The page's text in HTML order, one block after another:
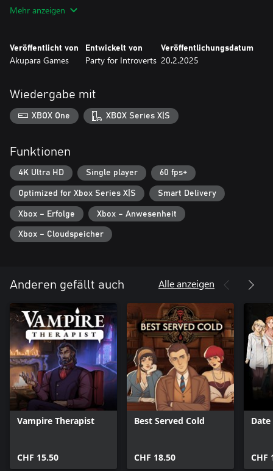
Aber bevor du deine nächste Mahlzeit an einen ruhigen,
Kutscher? Ein überreiztes, frischgebackenes Ehepaar? Ein gieriger,
aber charmanter Scharlatan? Es liegt an dir, ihre Leben zu retten
Kunst, Literatur, Geschichte, Wissenschaft: Du brauchst all deine
Geisteskräfte, um dich zu behaupten. In einer Welt, in der
Heimtücke die Zitze des Lebens leersaugt, ist Wissen deine
Mehr anzeigen
Veröffentlicht von
Akupara Games
Entwickelt von
Party for Introverts
Veröffentlichungsdatum
20.2.2025
Wiedergabe mit
XBOX One XBOX Series X|S
Funktionen
4K Ultra HD Single player 60 fps+
Optimized for Xbox Series X|S Smart Delivery
Xbox – Erfolge Xbox – Anwesenheit
Xbox – Cloudspeicher
Anderen gefällt auch Alle anzeigen
Vampire Therapist
CHF 15.50
Best Served Cold
CHF 18.50
Date
CHF